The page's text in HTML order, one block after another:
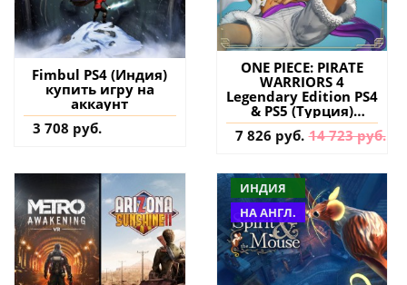
Fimbul PS4 (Индия)
купить игру на
аккаунт
3 708 руб.
ONE PIECE: PIRATE
WARRIORS 4
Legendary Edition PS4
& PS5 (Турция)
купить
7 826 руб. 14 723 руб.
ИНДИЯ
НА АНГЛ.